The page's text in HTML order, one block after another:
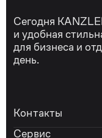
Сегодня
и удобная
для бизнеса и
день.
Контакты
Сервис